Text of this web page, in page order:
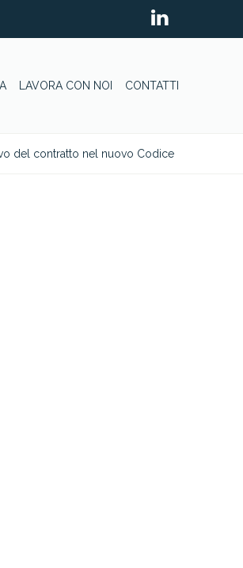
LAVORA CON NOI CONTATTI
del contratto nel nuovo Codice